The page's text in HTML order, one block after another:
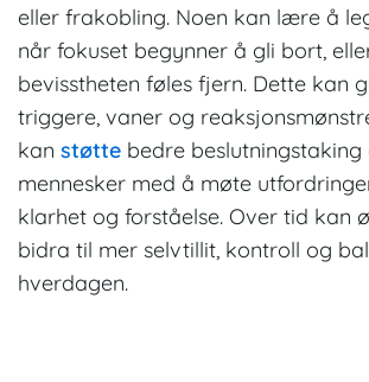
eller frakobling. Noen kan lære å
når fokuset begynner å gli bort,
bevisstheten føles fjern. Dette kan
triggere, vaner og
kan støtte bedre
mennesker med å møte
klarhet og forståelse. Over tid kan
bidra til mer selvtillit, kontroll og
hverdagen.